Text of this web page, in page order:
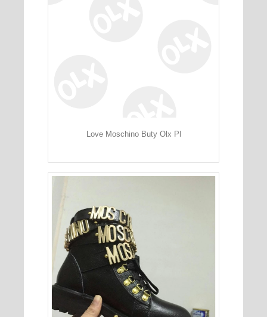
Love Moschino Buty Olx Pl